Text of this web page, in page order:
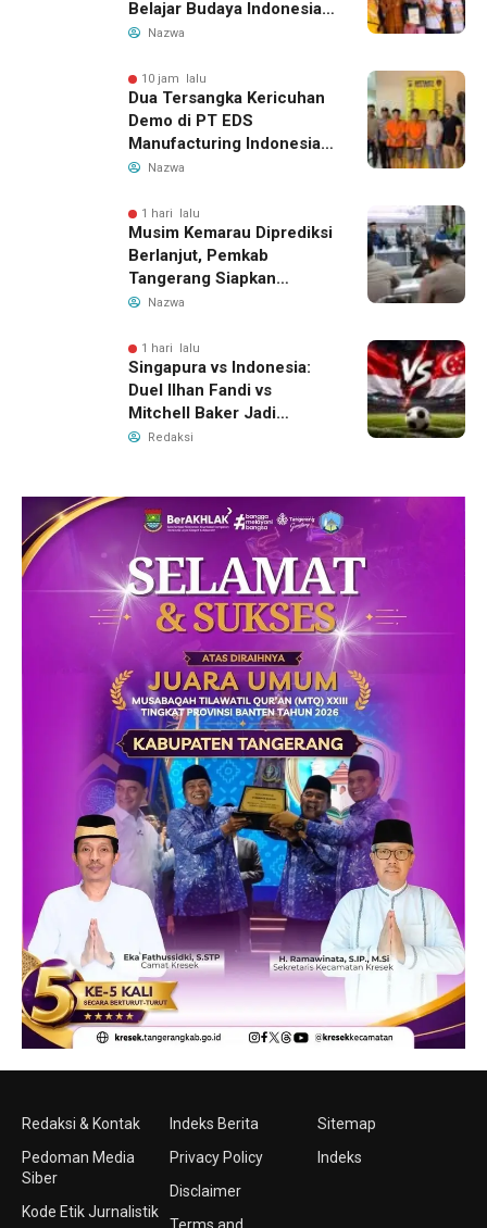
Belajar Budaya Indonesia
dan Edukasi Pekerja
Nazwa
10 jam lalu
Dua Tersangka Kericuhan
Demo di PT EDS
Manufacturing Indonesia
Ditahan, Polda Banten
Pengelolaan Limbah
Nazwa
1 hari lalu
Musim Kemarau Diprediksi
Berlanjut, Pemkab
Tangerang Siapkan
Langkah Antisipasi Krisis
Nazwa
1 hari lalu
Singapura vs Indonesia:
Duel Ilhan Fandi vs
Mitchell Baker Jadi
Sorotan di Piala AFF 2026
Redaksi
Redaksi & Kontak
Pedoman Media
Siber
Kode Etik Jurnalistik
Indeks Berita
Privacy Policy
Disclaimer
Sitemap
Indeks